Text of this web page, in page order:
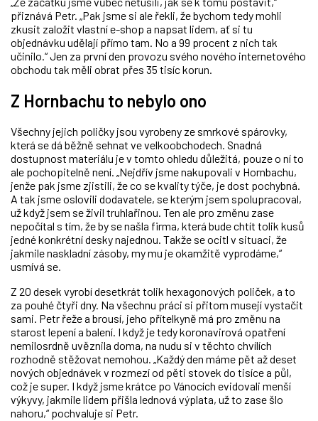
přiznává Petr. „Pak jsme si ale řekli, že bychom tedy mohli
zkusit založit vlastní e-shop a napsat lidem, ať si tu
objednávku udělají přímo tam. No a 99 procent z nich tak
učinilo.“ Jen za první den provozu svého nového internetového
obchodu tak měli obrat přes 35 tisíc korun.
Z Hornbachu to nebylo ono
Všechny jejich poličky jsou vyrobeny ze smrkové spárovky,
která se dá běžně sehnat ve velkoobchodech. Snadná
dostupnost materiálu je v tomto ohledu důležitá, pouze o ní to
ale pochopitelně není. „Nejdřív jsme nakupovali v Hornbachu,
jenže pak jsme zjistili, že co se kvality týče, je dost pochybná.
A tak jsme oslovili dodavatele, se kterým jsem spolupracoval,
už když jsem se živil truhlařinou. Ten ale pro změnu zase
nepočítal s tím, že by se našla firma, která bude chtít tolik kusů
jedné konkrétní desky najednou. Takže se ocitl v situaci, že
jakmile naskladní zásoby, my mu je okamžitě vyprodáme,“
usmívá se.
Z 20 desek vyrobí desetkrát tolik hexagonových poliček, a to
za pouhé čtyři dny. Na všechnu práci si přitom musejí vystačit
sami. Petr řeže a brousí, jeho přítelkyně má pro změnu na
starost lepení a balení. I když je tedy koronavirová opatření
nemilosrdně uvěznila doma, na nudu si v těchto chvílích
rozhodně stěžovat nemohou. „Každý den máme pět až deset
nových objednávek v rozmezí od pěti stovek do tisíce a půl,
což je super. I když jsme krátce po Vánocích evidovali menší
výkyvy, jakmile lidem přišla lednová výplata, už to zase šlo
nahoru,“ pochvaluje si Petr.